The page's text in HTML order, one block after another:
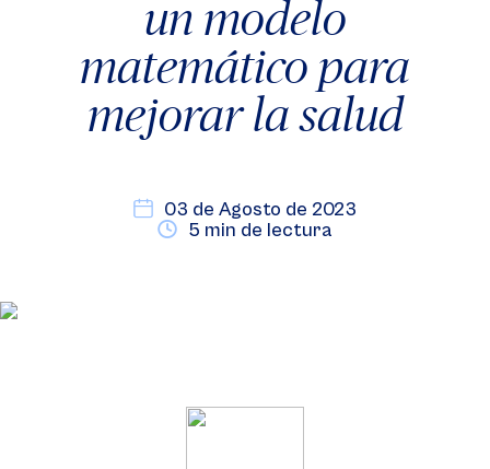
un modelo
matemático para
mejorar la salud
03 de Agosto de 2023
5 min de lectura